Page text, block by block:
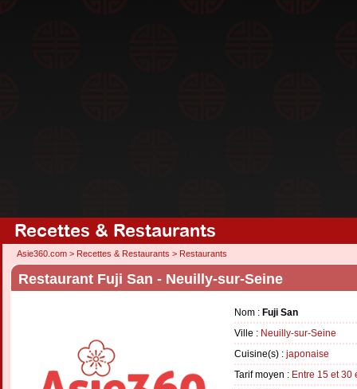
Recettes & Restaurants
Asie360.com > Recettes & Restaurants > Restaurants
Restaurant Fuji San - Neuilly-sur-Seine
Nom : Fuji San
Ville : Neuilly-sur-Seine
Cuisine(s) : japonaise
Tarif moyen : Entre 15 et 30